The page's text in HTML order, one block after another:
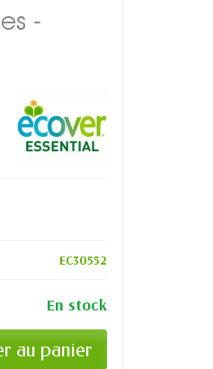
-
EC30552
En stock
au panier